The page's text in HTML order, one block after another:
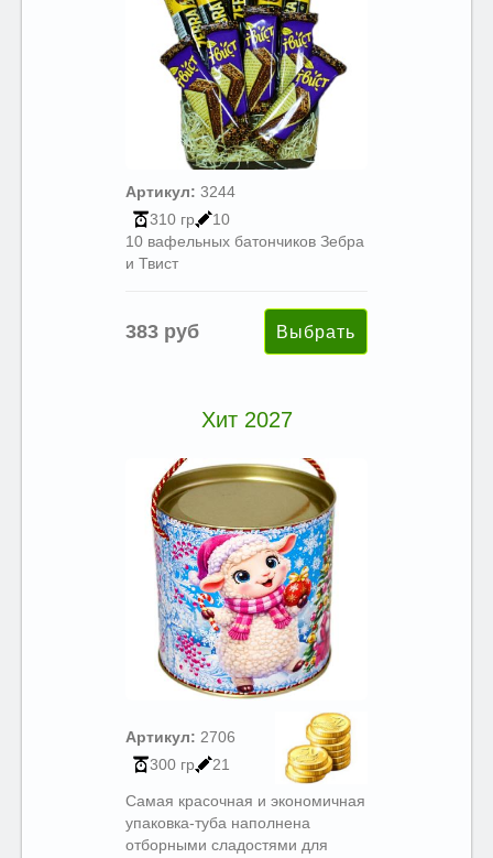
Артикул: 3244
310 гр
10
10 вафельных батончиков Зебра
и Твист
383 руб
Хит 2027
Артикул: 2706
300 гр
21
Самая красочная и экономичная
упаковка-туба наполнена
отборными сладостями для